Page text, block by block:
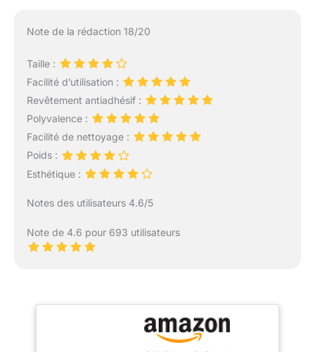
Note de la rédaction 18/20
Taille :
Facilité d’utilisation :
Revêtement antiadhésif :
Polyvalence :
Facilité de nettoyage :
Poids :
Esthétique :
Notes des utilisateurs 4.6/5
Note de 4.6 pour 693 utilisateurs